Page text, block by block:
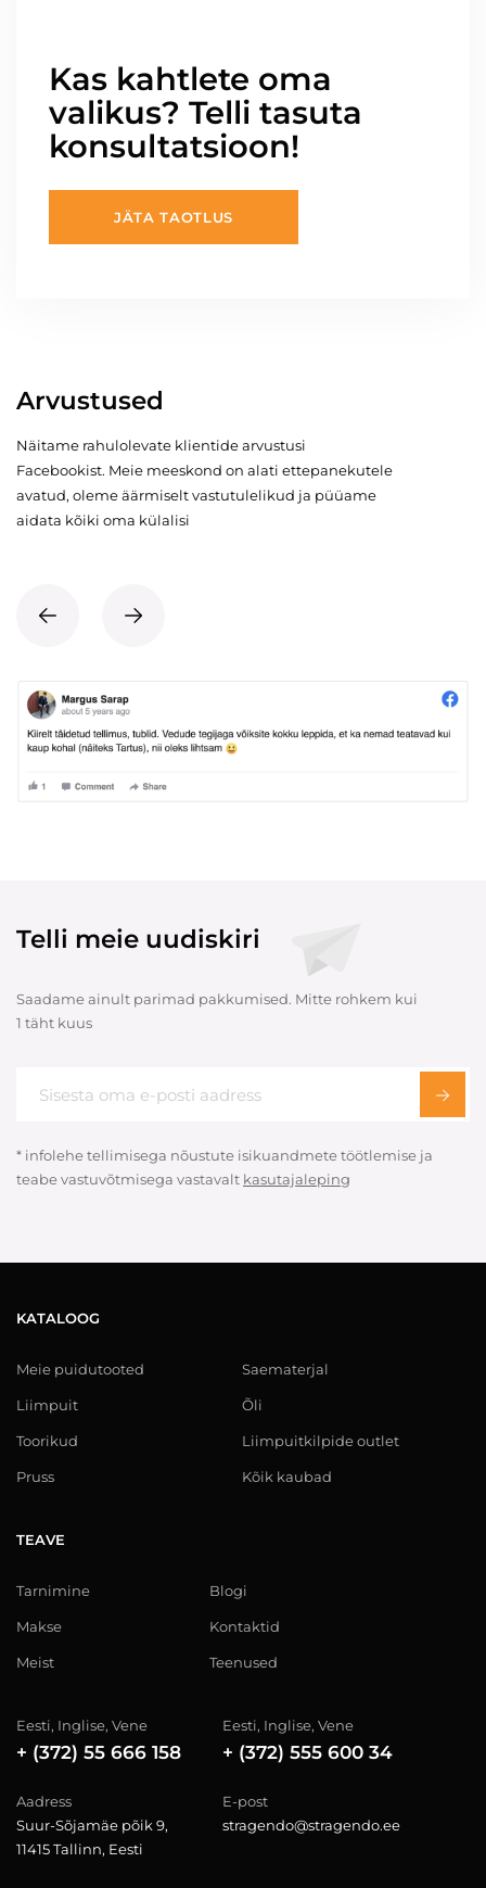
Kas kahtlete oma
valikus? Telli tasuta
konsultatsioon!
JÄTA TAOTLUS
Arvustused
Näitame rahulolevate klientide arvustusi
Facebookist. Meie meeskond on alati ettepanekutele
avatud, oleme äärmiselt vastutulelikud ja püüame
aidata kõiki oma külalisi
Telli meie uudiskiri
Saadame ainult parimad pakkumised. Mitte rohkem kui
1 täht kuus
* infolehe tellimisega nõustute isikuandmete töötlemise ja
teabe vastuvõtmisega vastavalt kasutajaleping
KATALOOG
Meie puidutooted
Liimpuit
Toorikud
Pruss
Saematerjal
Õli
Liimpuitkilpide outlet
Kõik kaubad
TEAVE
Tarnimine
Makse
Meist
Blogi
Kontaktid
Teenused
Eesti, Inglise, Vene
+ (372) 55 666 158
Eesti, Inglise, Vene
+ (372) 555 600 34
Aadress
Suur-Sõjamäe põik 9,
11415 Tallinn, Eesti
E-post
stragendo@stragendo.ee